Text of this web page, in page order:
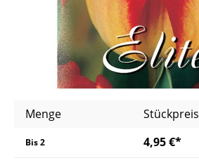
Menge Stückpreis
Bis2 4,95 €*